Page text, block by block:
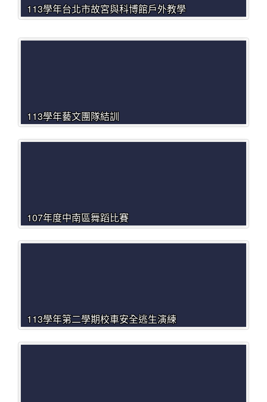
113學年台北市故宮與科博館戶外教學
113學年藝文團隊結訓
107年度中南區舞蹈比賽
113學年第二學期校車安全逃生演練